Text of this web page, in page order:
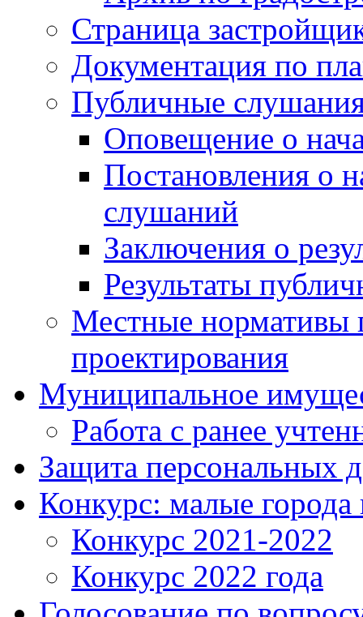
Страница
Документация по
Публичные
Оповещение о
Постановления о
слушаний
Заключения о
Результаты
Местные нормативы
проектирования
Муниципальное
Работа с ранее
Защита персональных
Конкурс: малые города
Конкурс 2021-2022
Конкурс 2022 года